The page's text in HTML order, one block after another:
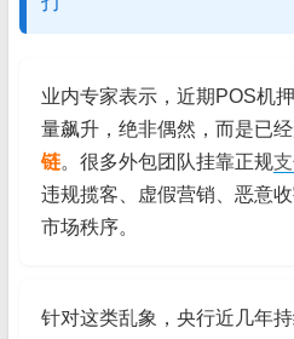
业内专家表示，近期POS机
量飙升，绝非偶然，而是已
链。很多外包团队挂靠正规
违规揽客、虚假营销、恶意
市场秩序。
针对这类乱象，央行近几年